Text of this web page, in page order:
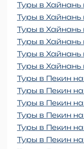
Туры в
Туры в Хайнань
Туры в Хайнань
Туры в Хайнань
Туры в
Туры в
Туры в Пекин
Туры в Пекин
Туры в Пекин
Туры в Пекин
Туры в Пекин
Туры в Пекин